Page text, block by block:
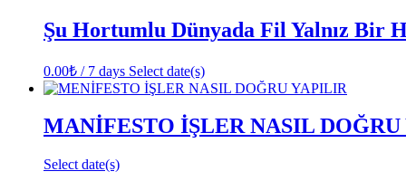
Şu Hortumlu Dünyada Fil Yalnız Bir
0.00₺ / 7 days Select date(s)
MANİFESTO İŞLER NASIL
Select date(s)